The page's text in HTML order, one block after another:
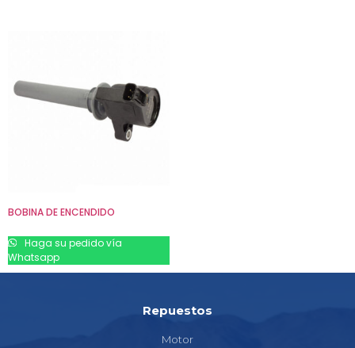
BOBINA DE ENCENDIDO
Haga su pedido vía
Whatsapp
Repuestos
Motor